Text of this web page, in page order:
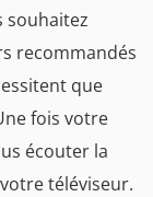
souhaitez
recommandés
que
fois votre
écouter la
téléviseur.